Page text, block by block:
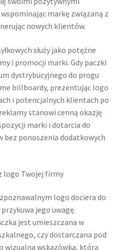
markę związaną z
nowych klientów.
służy jako potężne
i promocji marki. Gdy paczki
dystrybucyjnego do progu
billboardy, prezentując logo
i potencjalnych klientach po
stanowi cenną okazję
marki i dotarcia do
bez ponoszenia dodatkowych
logo dociera do
jego uwagę.
jest umieszczana w
czy dostarczana pod
wizualna wskazówka, która